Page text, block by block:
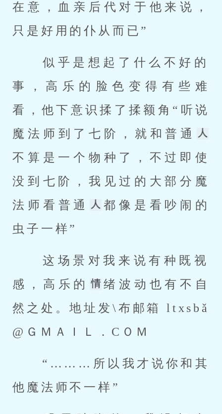
在意，血亲后代对于他来说，
只是好用的仆从而已”
事，高乐的脸色变得有些难
看，他下意识揉了揉额角“听说
魔法师到了七阶，就和普通
不算是一个物种了，不过即使
没到七阶，我见过的大部分魔
法师看普通
都像是看吵闹的
虫子一样”
感，高乐的
绪波动也有不自
然之处。地址发\布邮箱 ltxsbǎ
@ＧＭＡＩＬ．CＯＭ
他魔法师不一样”